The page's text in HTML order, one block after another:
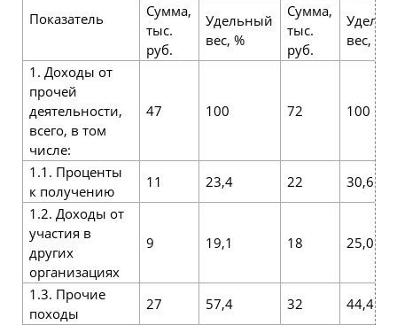
Показатель
Сумма,
тыс.
руб.
Удельный
вес, %
Сумма,
тыс.
руб.
вес, %
1. Доходы от
прочей
деятельности,
всего, в том
числе:
47 100 72 100
1.1. Проценты
к получению
11 23,4 22
30,6
1.2. Доходы от
участия в
других
организациях
9 19,1 18 25,0
1.3. Прочие
походы
27 57,4 32
44,4